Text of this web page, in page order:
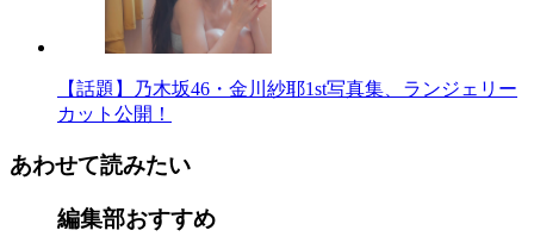
【話題】乃木坂46・金川紗耶1st写真集、ランジェリー
カット公開！
あわせて読みたい
編集部おすすめ